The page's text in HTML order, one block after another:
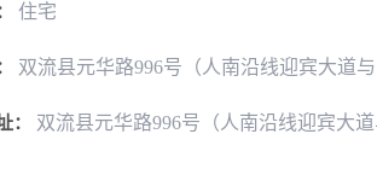
住宅
双流县元华路996号（人南沿线迎宾大道
： 双流县元华路996号（人南沿线迎宾大